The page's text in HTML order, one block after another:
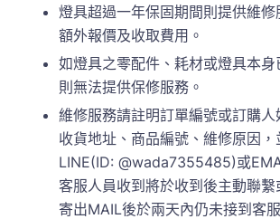
燈具超過一年保固期間則提供維
額外報價及收取費用。
如燈具之零配件、耗材或燈具本身
則無法提供保修服務。
維修服務請註明訂單編號或訂購人
收貨地址、商品編號、維修原因，
LINE(ID: @wada7355485)或
客服人員收到將於收到後主動聯
寄出MAIL後於兩天內仍未接到客